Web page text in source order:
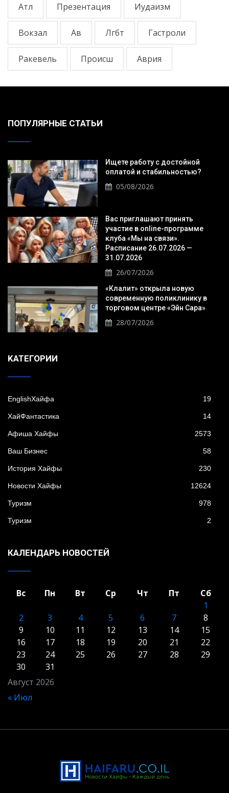
Атл Презентация Иудаизм
Вокзал Ав Лгбт Гастроли
Ракевель Происш Аврия
ПОПУЛЯРНЫЕ СТАТЬИ
Ищете работу с достойной
оплатой и стабильностью?
05/08/2026
Вас приглашают принять
участие в online-программе
клуба «Мы на связи».
Расписание 26.07.2026 —
31.07.2026
26/07/2026
«Клалит» открыла новую
современную поликлинику в
торговом центре «Эйн Сара»
28/07/2026
KАТЕГОРИИ
EnglishХайфа 19
XайФантастика 14
Афиша Хайфы 2573
Ваш Бизнес 58
История Хайфы 230
Новости Хайфы 12624
Туризм 978
Туризм 2
КАЛЕНДАРЬ НОВОСТЕЙ
Август 2026
Вс Пн Вт Ср Чт Пт
Сб
1
2
3 4 5 6 7
8
9
10 11 12 13 14
15
16
17 18 19 20 21
22
23
24 25 26 27 28
29
30
31
« Июл